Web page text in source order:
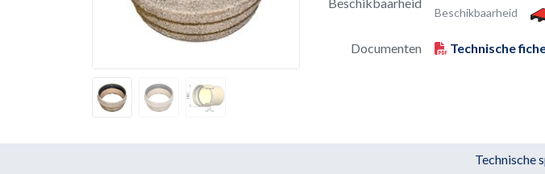
Beschikbaarheid
Documenten Technische
Technische